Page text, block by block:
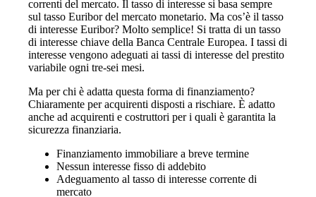
correnti del mercato. Il tasso di interesse si basa sempre
sul tasso Euribor del mercato monetario. Ma cos’è il tasso
di interesse Euribor? Molto semplice! Si tratta di un tasso
di interesse chiave della Banca Centrale Europea. I tassi di
interesse vengono adeguati ai tassi di interesse del prestito
variabile ogni tre-sei mesi.
Ma per chi è adatta questa forma di finanziamento?
Chiaramente per acquirenti disposti a rischiare. È adatto
anche ad acquirenti e costruttori per i quali è garantita la
sicurezza finanziaria.
Finanziamento immobiliare a breve termine
Nessun interesse fisso di addebito
Adeguamento al tasso di interesse corrente di
mercato